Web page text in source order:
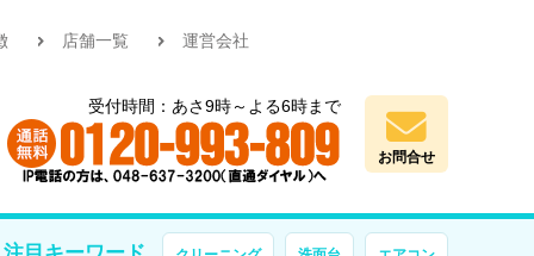
店舗一覧 運営会社
受付時間：あさ9時～よる6時まで
お問合せ